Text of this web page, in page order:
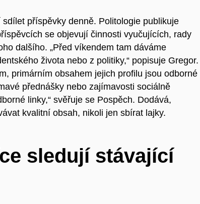
příspěvky denně. Politologie publikuje
se objevují činnosti vyučujících, rady
dalšího. „Před víkendem tam dáváme
života nebo z politiky,“ popisuje Gregor.
primárním obsahem jejich profilu jsou odborné
přednášky nebo zajímavosti sociálně
linky,“ svěřuje se Pospěch. Dodává,
kvalitní obsah, nikoli jen sbírat lajky.
sledují stávající